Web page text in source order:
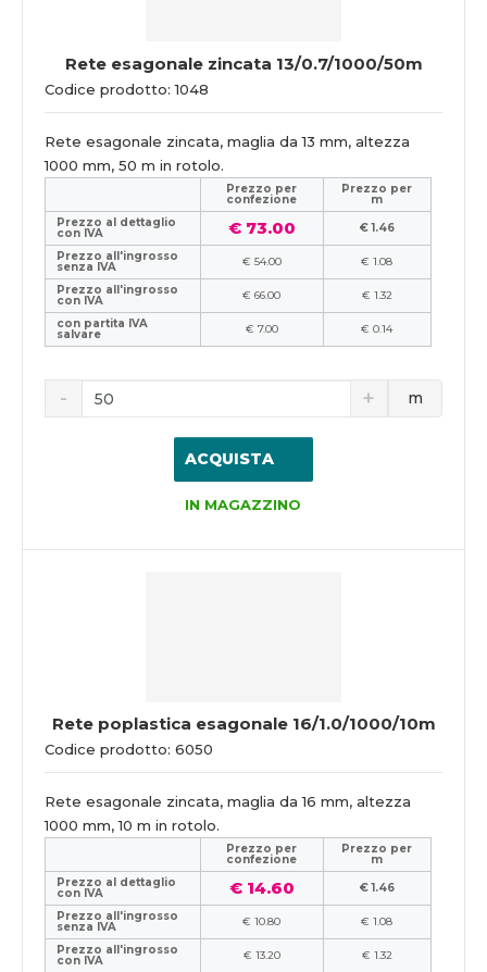
Rete esagonale zincata 13/0.7/1000/50m
Codice prodotto: 1048
Rete esagonale zincata, maglia da 13 mm, altezza
1000 mm, 50 m in rotolo.
Prezzo per
confezione
Prezzo per
m
Prezzo al dettaglio
con IVA € 73.00
€ 1.46
Prezzo all'ingrosso
senza IVA € 54.00
€ 1.08
Prezzo all'ingrosso
con IVA € 66.00
€ 1.32
con partita IVA
salvare € 7.00 € 0.14
m
ACQUISTA
IN MAGAZZINO
Rete poplastica esagonale 16/1.0/1000/10m
Codice prodotto: 6050
Rete esagonale zincata, maglia da 16 mm, altezza
1000 mm, 10 m in rotolo.
Prezzo per
confezione
Prezzo per
m
Prezzo al dettaglio
con IVA € 14.60
€ 1.46
Prezzo all'ingrosso
senza IVA € 10.80
€ 1.08
Prezzo all'ingrosso
con IVA € 13.20
€ 1.32